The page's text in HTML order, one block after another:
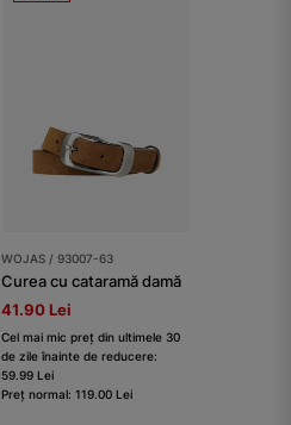
WOJAS / 93007-63
Curea cu cataramă damă
41.90 Lei
Cel mai mic preț din ultimele 30
de zile înainte de reducere:
59.99 Lei
Preț normal: 119.00 Lei